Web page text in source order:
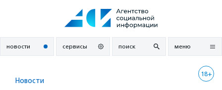
новости сервисы поиск меню
18+
Новости